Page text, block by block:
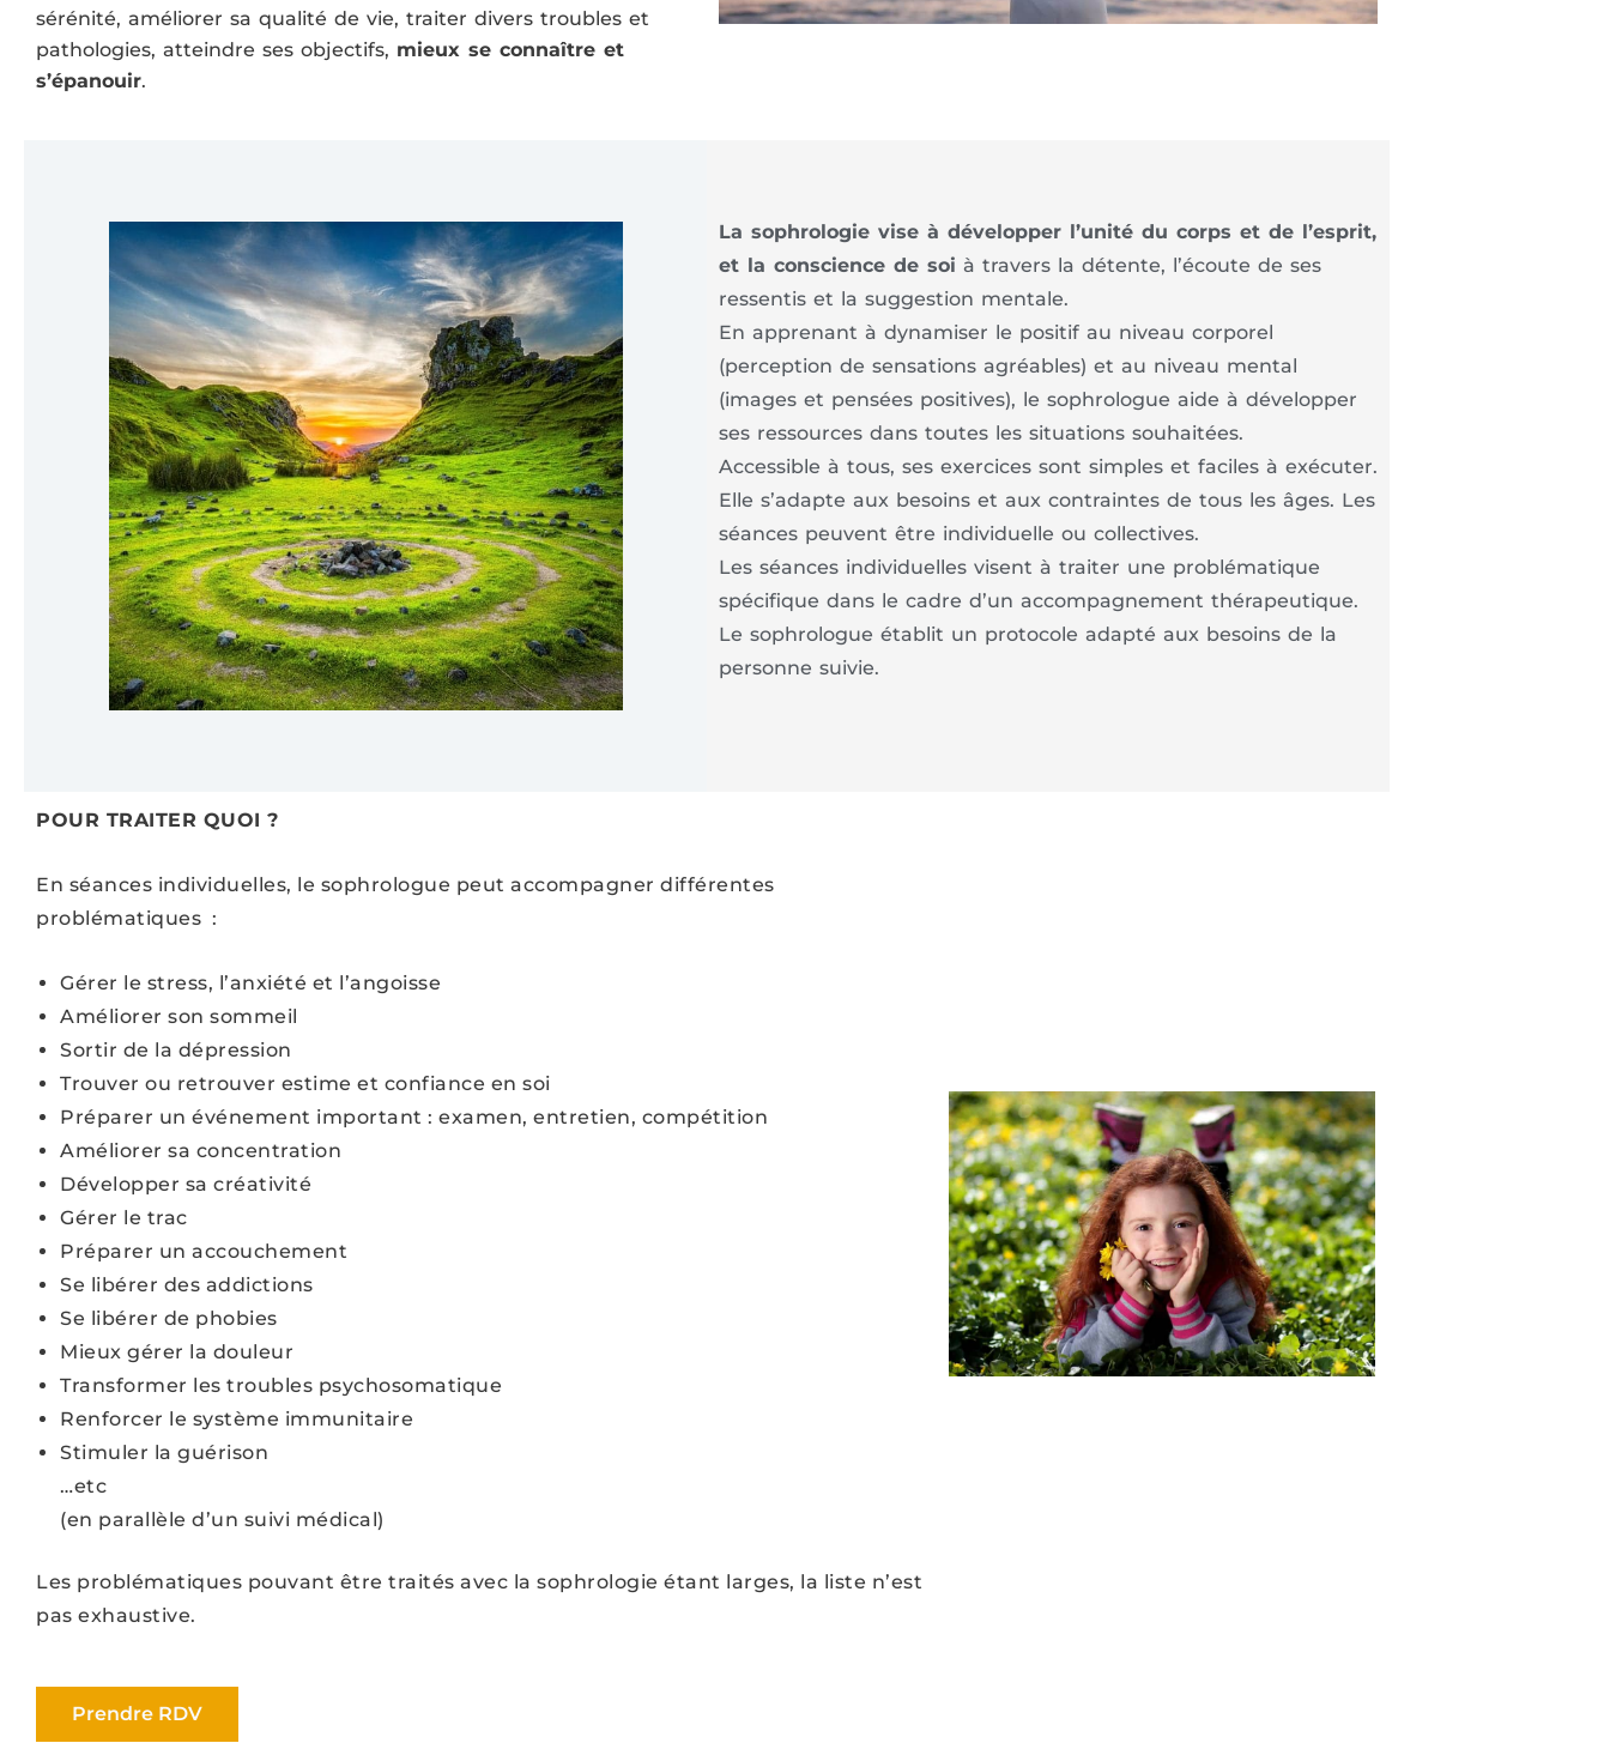
sérénité, améliorer sa qualité de vie, traiter divers troubles et
pathologies, atteindre ses objectifs, mieux se connaître et
s’épanouir.
La sophrologie vise à développer l’unité du corps et de l’esprit,
et la conscience de soi à travers la détente, l’écoute de ses
ressentis et la suggestion mentale.
En apprenant à dynamiser le positif au niveau corporel
(perception de sensations agréables) et au niveau mental
(images et pensées positives), le sophrologue aide à développer
ses ressources dans toutes les situations souhaitées.
Accessible à tous, ses exercices sont simples et faciles à exécuter.
Elle s’adapte aux besoins et aux contraintes de tous les âges. Les
séances peuvent être individuelle ou collectives.
Les séances individuelles visent à traiter une problématique
spécifique dans le cadre d’un accompagnement thérapeutique.
Le sophrologue établit un protocole adapté aux besoins de la
personne suivie.
POUR TRAITER QUOI ?
En séances individuelles, le sophrologue peut accompagner différentes
problématiques :
Gérer le stress, l’anxiété et l’angoisse
Améliorer son sommeil
Sortir de la dépression
Trouver ou retrouver estime et confiance en soi
Préparer un événement important : examen, entretien, compétition
Améliorer sa concentration
Développer sa créativité
Gérer le trac
Préparer un accouchement
Se libérer des addictions
Se libérer de phobies
Mieux gérer la douleur
Transformer les troubles psychosomatique
Renforcer le système immunitaire
Stimuler la guérison
…etc
(en parallèle d’un suivi médical)
Les problématiques pouvant être traités avec la sophrologie étant larges, la liste n’est
pas exhaustive.
Prendre RDV